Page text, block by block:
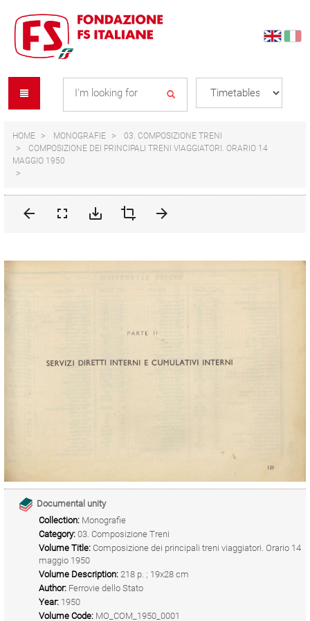
content
navigation
menu
HOME MONOGRAFIE
03. COMPOSIZIONE TRENI
COMPOSIZIONE DEI PRINCIPALI TRENI VIAGGIATORI. ORARIO 14
MAGGIO 1950
Documental unity
Collection: Monografie
Category: 03. Composizione Treni
Volume Title: Composizione dei principali treni viaggiatori. Orario 14
maggio 1950
Volume Description: 218 p. ; 19x28 cm
Author: Ferrovie dello Stato
Year: 1950
Volume Code: MO_COM_1950_0001